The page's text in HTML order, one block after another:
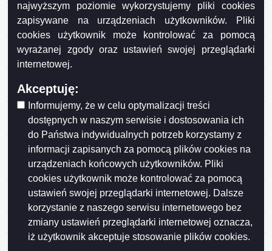
najwyższym poziomie wykorzystujemy pliki cookies
zapisywane na urządzeniach użytkowników. Pliki
cookies użytkownik może kontrolować za pomocą
wyrażanej zgody oraz ustawień swojej przeglądarki
internetowej.
Akceptuję:
Informujemy, że w celu optymalizacji treści
dostępnych w naszym serwisie i dostosowania ich
do Państwa indywidualnych potrzeb korzystamy z
informacji zapisanych za pomocą plików cookies na
urządzeniach końcowych użytkowników. Pliki
cookies użytkownik może kontrolować za pomocą
ustawień swojej przeglądarki internetowej. Dalsze
korzystanie z naszego serwisu internetowego bez
zmiany ustawień przeglądarki internetowej oznacza,
iż użytkownik akceptuje stosowanie plików cookies.
33 Zezwolenie na usunięcie drzewa z terenu ogrodu
działkowego nr 159 ROD im. Konopnickiej
32 Zezwolenie na usunięcie drzewa z terenu ogrodu
działkowego nr 118 ROD „BORÓWKA”
Przytorowa 26
30 BS Marka Sp. z o.o. Sp. Komandytowa ul. Przejazd
3/5, 05-200 Wołomin
29 BS FOOD GROUP spółka z ograniczoną
odpowiedzialnością, 02-796 Warszawa, ul. Kazimierza
Jeżewskiego 5f/34
28 „ANWIM” S.A. z siedzibą w Warszawie, ul.
Stańczyka 3
27 Areszt Śledczy w Suwałkach
26 Zezwolenie na wycięcie 14 drzew z terenu działki